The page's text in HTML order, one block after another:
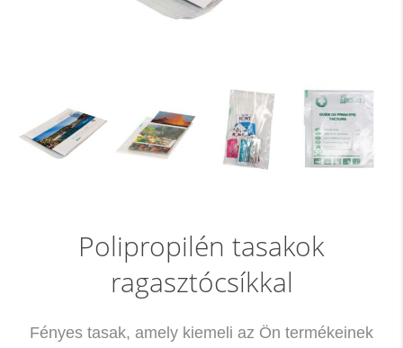
Polipropilén tasakok
ragasztócsíkkal
Fényes tasak, amely kiemeli az Ön termékeinek